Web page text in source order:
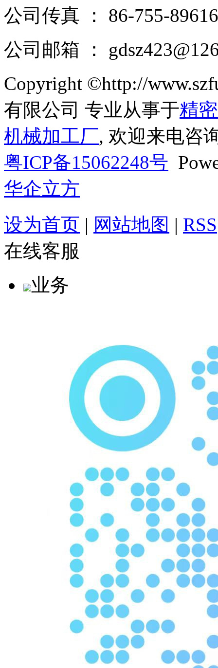
公司传真 ： 86-755-
公司邮箱 ：
Copyright ©http://
有限公司 专业从事于精
机械加工厂, 欢迎来电咨
粤ICP备15062248号
华企立方
设为首页 | 网站地图 | RSS
在线客服
业务